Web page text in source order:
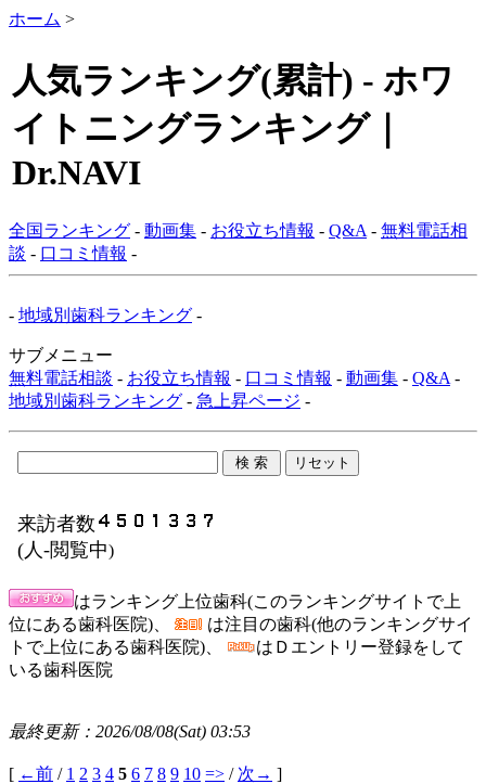
ホーム >
人気ランキング(累計) - ホワ
イトニングランキング｜
Dr.NAVI
全国ランキング - 動画集 - お役立ち情報 - Q&A - 無料電話相
談 - 口コミ情報 -
- 地域別歯科ランキング -
サブメニュー
無料電話相談 - お役立ち情報 - 口コミ情報 - 動画集 - Q&A -
地域別歯科ランキング - 急上昇ページ -
来訪者数
(人-閲覧中)
はランキング上位歯科(このランキングサイトで上
位にある歯科医院)、
は注目の歯科(他のランキングサイ
トで上位にある歯科医院)、
はＤエントリー登録をして
いる歯科医院
最終更新：2026/08/08(Sat) 03:53
[ ←前 / 1 2 3 4 5 6 7 8 9 10 => / 次→ ]